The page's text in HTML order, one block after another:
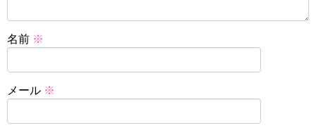
名前 ※
メール ※